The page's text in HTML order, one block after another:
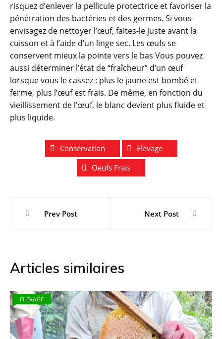
risquez d’enlever la pellicule protectrice et favoriser la
pénétration des bactéries et des germes. Si vous
envisagez de nettoyer l’œuf, faites-le juste avant la
cuisson et à l’aide d’un linge sec. Les œufs se
conservent mieux la pointe vers le bas Vous pouvez
aussi déterminer l’état de “fraîcheur” d’un œuf
lorsque vous le cassez : plus le jaune est bombé et
ferme, plus l’œuf est frais. De même, en fonction du
vieillissement de l’œuf, le blanc devient plus fluide et
plus liquide.
Conservation
Elevage
Oeufs Frais
Prev Post Next Post
Articles similaires
ELEVAGE